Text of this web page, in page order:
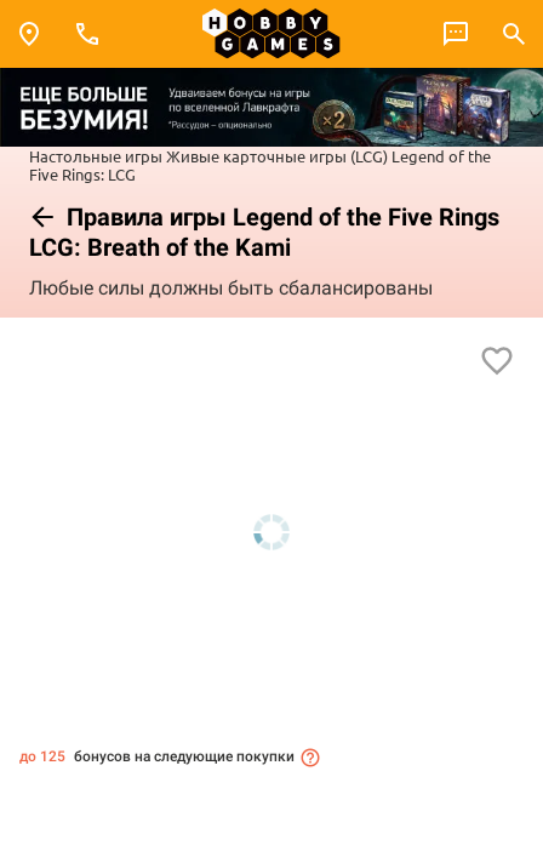
Настольные игры Живые карточные игры (LCG) Legend of the
Five Rings: LCG
Правила игры Legend of the Five Rings
LCG: Breath of the Kami
Любые силы должны быть сбалансированы
до 125 бонусов на следующие покупки